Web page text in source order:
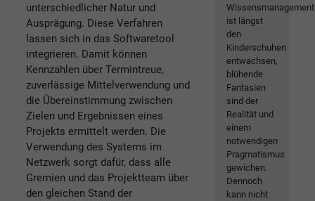
unterschiedlicher Natur und
Ausprägung. Diese Verfahren
lassen sich in das Softwaretool
integrieren. Damit können
Kennzahlen über Termintreue,
zuverlässige Mittelverwendung und
die Übereinstimmung zwischen
Zielen und Ergebnissen eines
Projekts ermittelt werden. Die
Verwendung des Systems im
Netzwerk sorgt dafür, dass alle
Gremien und das Projektteam über
den gleichen Stand der
Wissensmanagement
ist längst
den
Kinderschuhen
entwachsen,
blühende
Fantasien
sind der
Realität und
einem
notwendigen
Pragmatismus
gewichen.
Dennoch
kann nicht